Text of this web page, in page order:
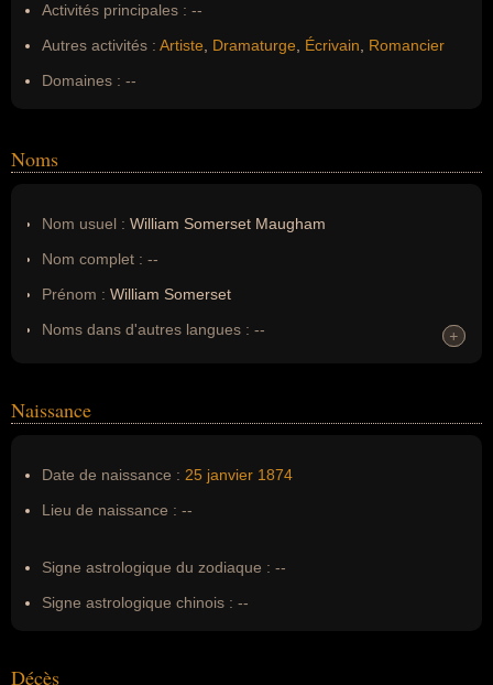
Activités principales : --
Autres activités : Artiste Dramaturge Écrivain
Romancier
Domaines : --
Noms
Nom usuel : William Somerset Maugham
Nom complet : --
Prénom : William Somerset
Noms dans d'autres langues : --
Nom de famille :Maugham
+
+
Naissance
Date de naissance : 25 janvier 1874
Lieu de naissance : --
Signe astrologique du zodiaque : --
Signe astrologique chinois : --
Décès